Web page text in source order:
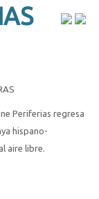
Periferias regresa
hispano-
aire libre.